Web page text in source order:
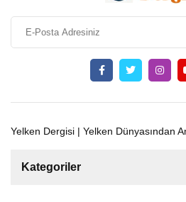
Yelken Dergisi | Yelken Dünyasından
Kategoriler